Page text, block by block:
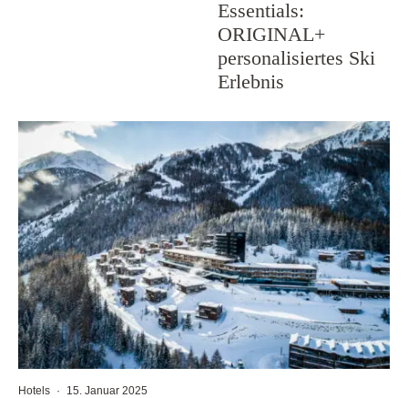
Essentials:
ORIGINAL+
personalisiertes Ski
Erlebnis
Hotels · 15. Januar 2025